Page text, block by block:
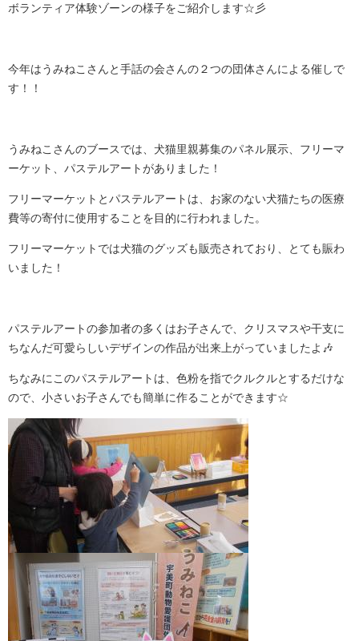
ボランティア体験ゾーンの様子をご紹介します☆彡
今年はうみねこさんと手話の会さんの２つの団体さんによる催しで
す！！
うみねこさんのブースでは、犬猫里親募集のパネル展示、フリーマ
ーケット、パステルアートがありました！
フリーマーケットとパステルアートは、お家のない犬猫たちの医療
費等の寄付に使用することを目的に行われました。
フリーマーケットでは犬猫のグッズも販売されており、とても賑わ
いました！
パステルアートの参加者の多くはお子さんで、クリスマスや干支に
ちなんだ可愛らしいデザインの作品が出来上がっていましたよ🎶
ちなみにこのパステルアートは、色粉を指でクルクルとするだけな
ので、小さいお子さんでも簡単に作ることができます☆